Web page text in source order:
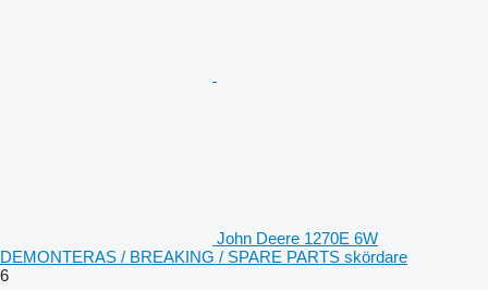
John Deere 1270E 6W
DEMONTERAS / BREAKING / SPARE PARTS skördare
6